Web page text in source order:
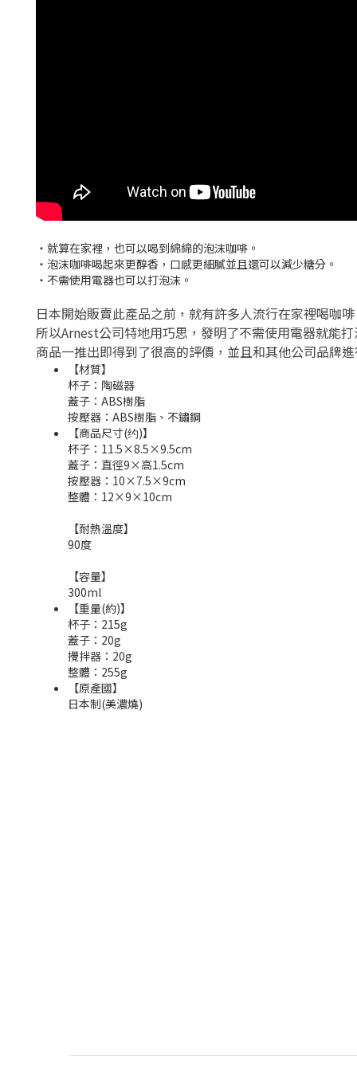
・就算在家裡，也可以喝到綿綿的泡沫咖啡。
・泡沫咖啡喝起來更醇香，口感更細膩並且還可以減少糖分。
・不需使用電器也可以打泡沫。
日本開始販賣此產品之前，就有許多人流行在家裡喝咖
所以Arnest公司特地用巧思，發明了不需使用電器就能
商品一推出即得到了很高的評價，並且和其他公司品牌
【材質】
杯子：陶磁器
蓋子：ABS樹脂
按壓器：ABS樹脂、不鏽鋼
【商品尺寸(约)】
杯子：11.5×8.5×9.5cm
蓋子：直徑9×高1.5cm
按壓器：10×7.5×9cm
整體：12×9×10cm
【耐熱溫度】
90度
【容量】
300ml
【重量(約)】
杯子：215g
蓋子：20g
攪拌器：20g
整體：255g
【原產國】
日本制(美濃燒)